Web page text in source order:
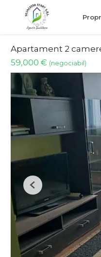
Apartament 2
59,000 € (negociabil)
Previous